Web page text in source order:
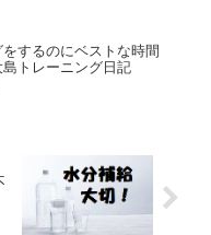
をするのにベストな時間
トレーニング日記